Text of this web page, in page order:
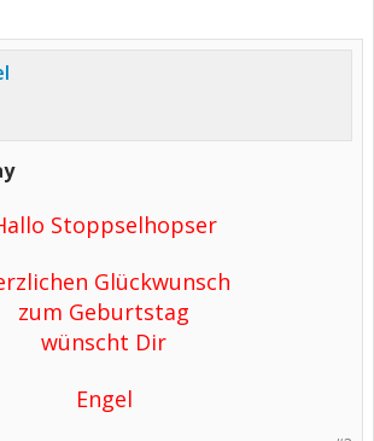
Stoppselhopser
Glückwunsch
zum Geburtstag
wünscht Dir
Engel